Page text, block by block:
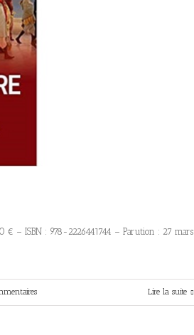
– ISBN : 978-2226441744 – Parution : 27 mars
Lire la suite